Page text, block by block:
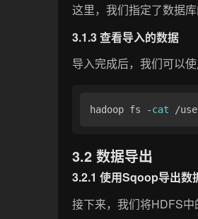
这里，我们指定了数据
3.1.3 查看导入的数据
导入完成后，我们可以
hadoop fs -cat
3.2 数据导出
3.2.1 使用Sqoop导出数
接下来，我们将HDFS中